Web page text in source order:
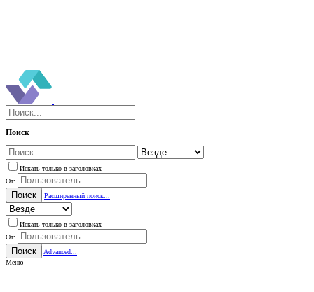
Поиск
Искать только в заголовках
От:
Поиск Расширенный поиск...
Искать только в заголовках
От:
Поиск
Advanced...
Меню